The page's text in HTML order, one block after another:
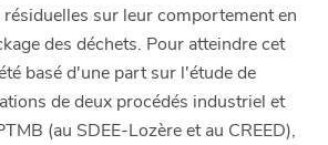
sur leur comportement en
des déchets. Pour atteindre cet
basé d'une part sur l'étude de
de deux procédés industriel et
(au SDEE-Lozère et au CREED),